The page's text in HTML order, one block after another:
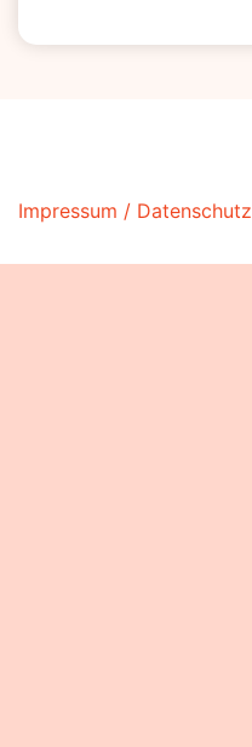
Impressum / Datenschutz